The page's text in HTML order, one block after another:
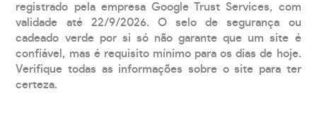
registrado pela empresa Google Trust Services, com
validade até 22/9/2026. O selo de segurança ou
cadeado verde por si só não garante que um site é
confiável, mas é requisito mínimo para os dias de hoje.
Verifique todas as informações sobre o site para ter
certeza.